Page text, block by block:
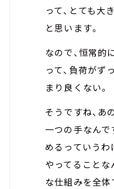
って、とても大
と思います。
なので、恒常的
って、負荷がず
まり良くない。
そうですね、あ
一つの手なんで
めるっていうわ
やってることな
な仕組みを全体